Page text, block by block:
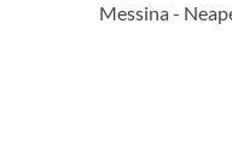
Messina -